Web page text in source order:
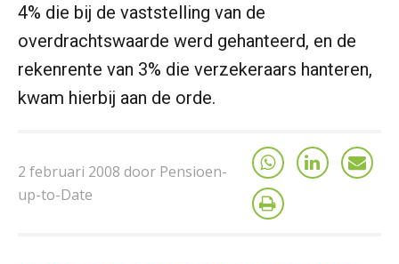
4% die bij de vaststelling van de
overdrachtswaarde werd gehanteerd, en de
rekenrente van 3% die verzekeraars hanteren,
kwam hierbij aan de orde.
2 februari 2008 door Pensioen-
up-to-Date